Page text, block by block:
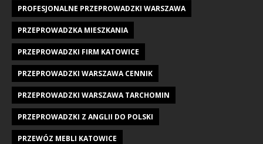
PROFESJONALNE PRZEPROWADZKI WARSZAWA
PRZEPROWADZKA MIESZKANIA
PRZEPROWADZKI FIRM KATOWICE
PRZEPROWADZKI WARSZAWA CENNIK
PRZEPROWADZKI WARSZAWA TARCHOMIN
PRZEPROWADZKI Z ANGLII DO POLSKI
PRZEWÓZ MEBLI KATOWICE